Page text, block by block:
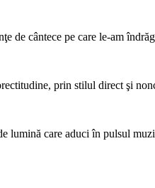
de cântece pe care le-am
prin stilul direct şi
lumină care aduci în pulsul